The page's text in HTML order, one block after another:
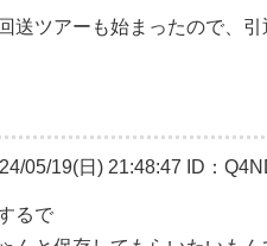
送ツアーも始まったので、引
05/19(日) 21:48:47 ID：
るで